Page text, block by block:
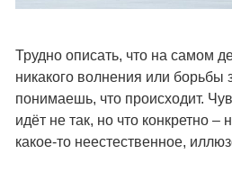
Трудно описать, что на самом
никакого волнения или борьбы
понимаешь, что происходит.
идёт не так, но что конкретно
какое-то неестественное,